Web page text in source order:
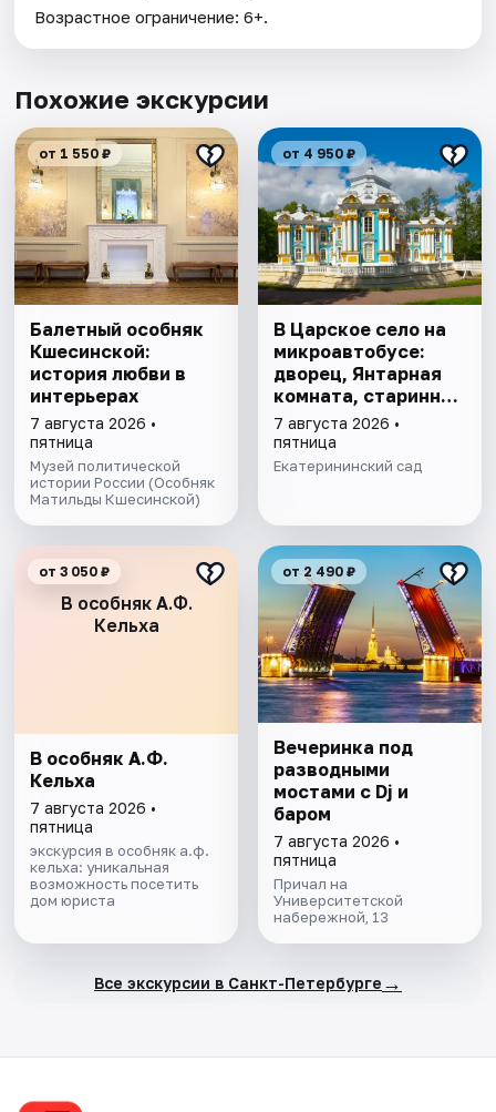
Возрастное ограничение: 6+.
Похожие экскурсии
от 1 550 ₽
Балетный особняк
Кшесинской:
история любви в
интерьерах
7 августа 2026 •
пятница
Музей политической
истории России (Особняк
Матильды Кшесинской)
от 4 950 ₽
В Царское село на
микроавтобусе:
дворец, Янтарная
комната, старинный
парк
7 августа 2026 •
пятница
Екатерининский сад
В особняк А.Ф.
Кельха
от 3 050 ₽
В особняк А.Ф.
Кельха
7 августа 2026 •
пятница
экскурсия в особняк а.ф.
кельха: уникальная
возможность посетить
дом юриста
от 2 490 ₽
Вечеринка под
разводными
мостами с Dj и
баром
7 августа 2026 •
пятница
Причал на
Университетской
набережной, 13
Все экскурсии в Санкт-Петербурге →